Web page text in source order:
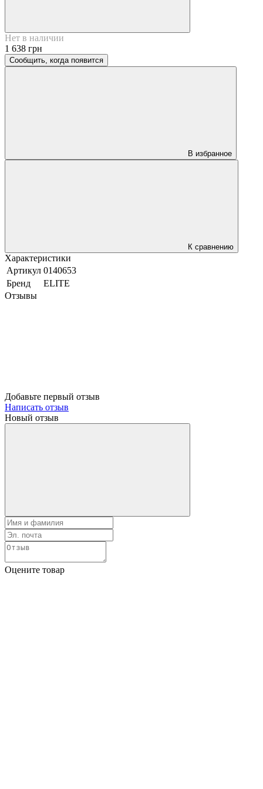
Нет в наличии
1 638 грн
Сообщить, когда появится
В избранное
К сравнению
Характеристики
Артикул 0140653
Бренд
ELITE
Отзывы
Добавьте первый отзыв
Написать отзыв
Новый отзыв
Оцените товар